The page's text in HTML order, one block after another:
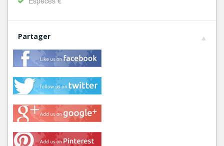
Partager